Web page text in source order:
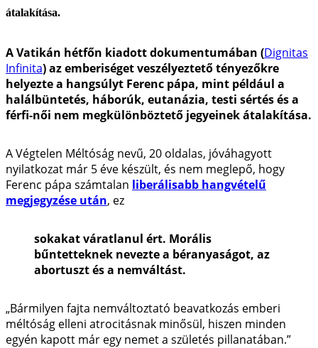
átalakítása.
A Vatikán hétfőn kiadott dokumentumában (Dignitas
Infinita) az emberiséget veszélyeztető tényezőkre
helyezte a hangsúlyt Ferenc pápa, mint például a
halálbüntetés, háborúk, eutanázia, testi sértés és a
férfi-női nem megkülönböztető jegyeinek átalakítása.
A Végtelen Méltóság nevű, 20 oldalas, jóváhagyott
nyilatkozat már 5 éve készült, és nem meglepő, hogy
Ferenc pápa számtalan liberálisabb hangvételű
megjegyzése után, ez
sokakat váratlanul ért. Morális
bűntetteknek nevezte a béranyaságot, az
abortuszt és a nemváltást.
„Bármilyen fajta nemváltoztató beavatkozás emberi
méltóság elleni atrocitásnak minősül, hiszen minden
egyén kapott már egy nemet a születés pillanatában.”